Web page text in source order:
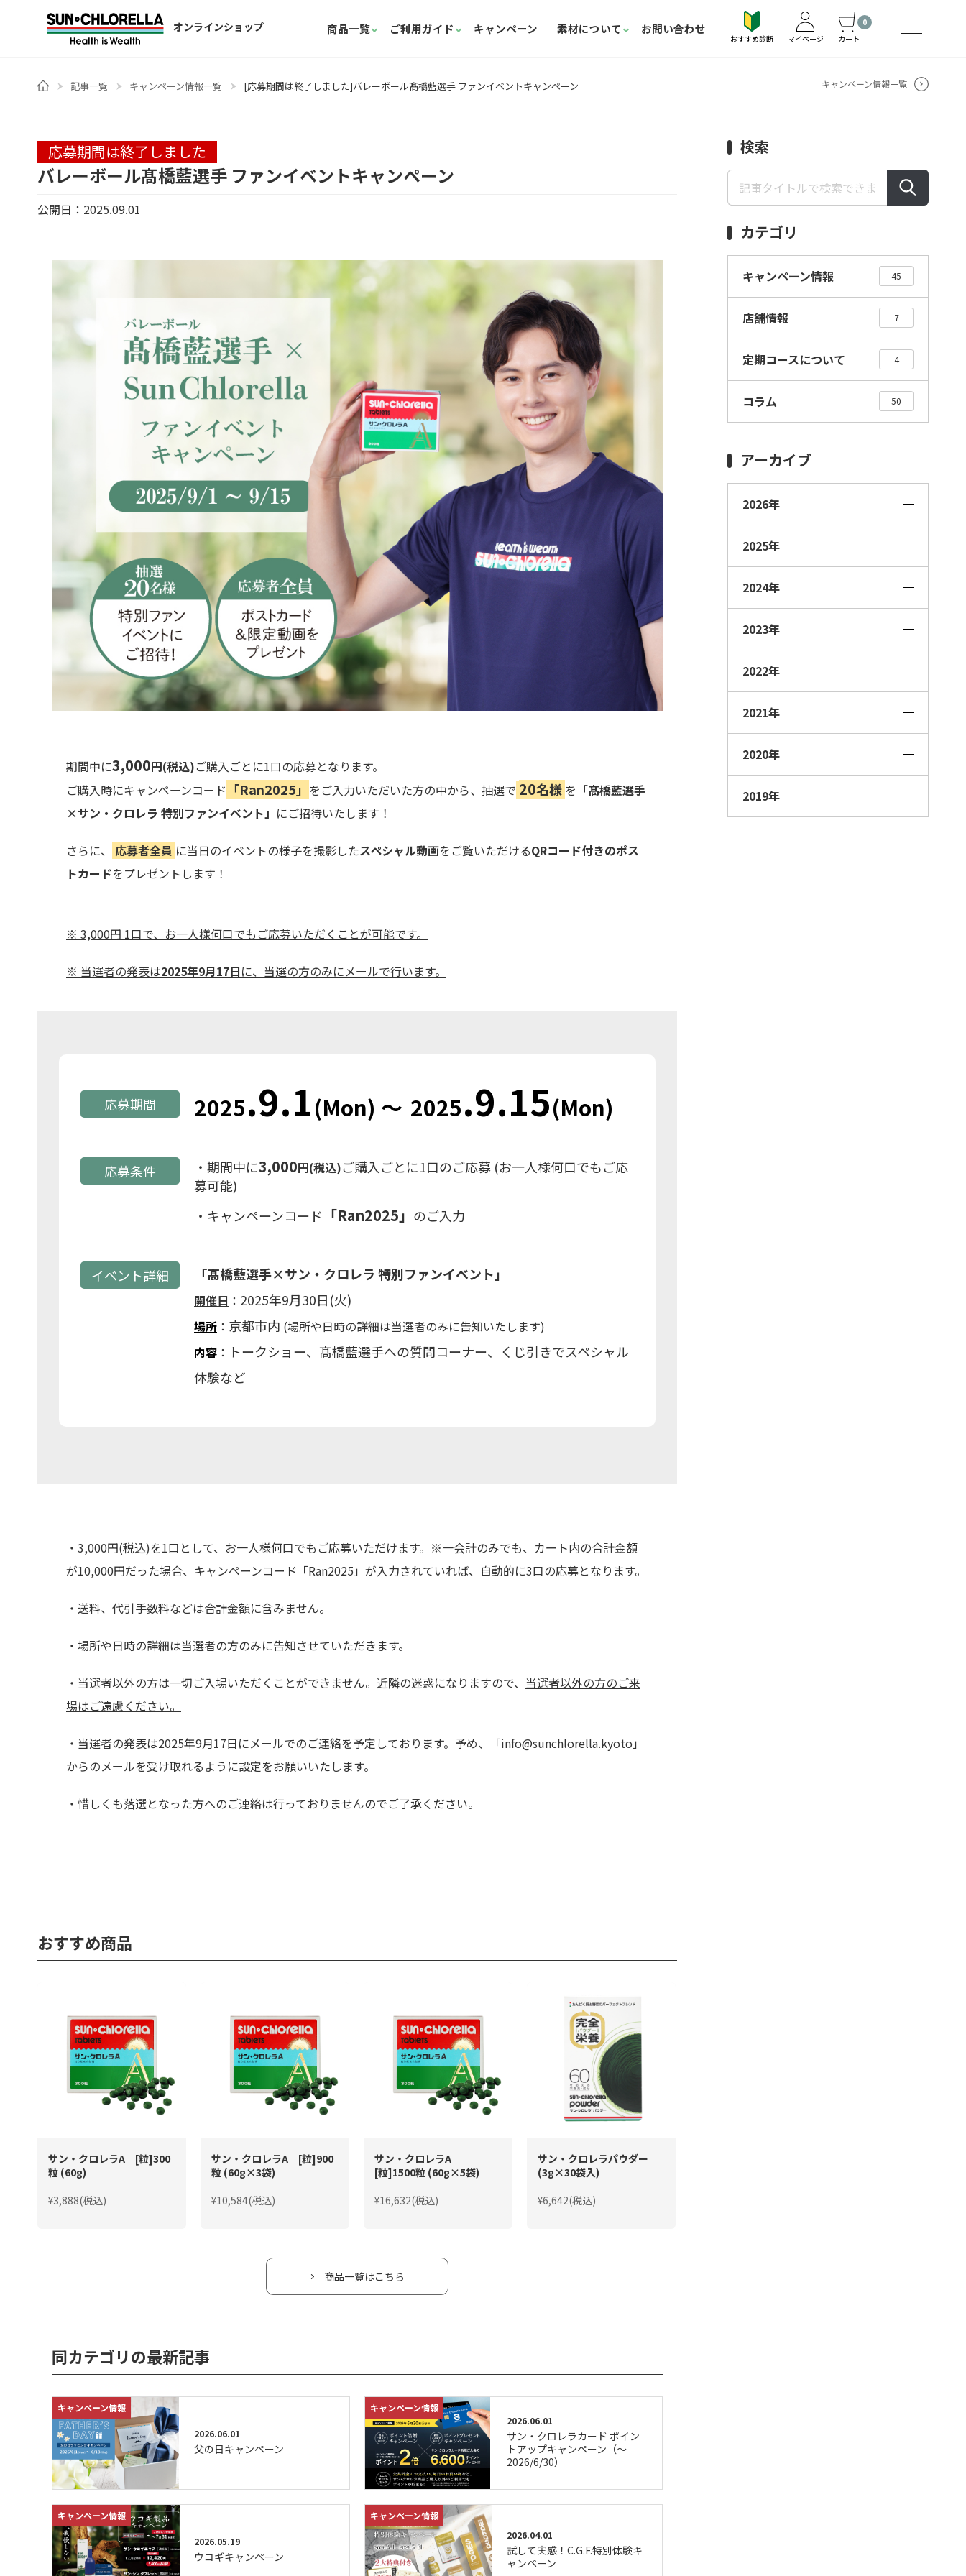
オンラインショップ 商品一覧 ご利用ガイド キャンペーン 素材について お問い合わせ
おすすめ診断 マイページ
0
カート
記事一覧 キャンペーン情報一覧 [応募期間は終了しました]バレーボール髙橋藍選手 ファンイベントキャンペーン キャンペーン情報一覧
応募期間は終了しました
バレーボール髙橋藍選手 ファンイベントキャンペーン
公開日：2025.09.01
期間中に3,000円(税込)ご購入ごとに1口の応募となります。
ご購入時にキャンペーンコード 「Ran2025」 をご入力いただいた方の中から、抽選で 20名様 を 「髙橋藍選手
×サン・クロレラ 特別ファンイベント」 にご招待いたします！
さらに、 応募者全員 に当日のイベントの様子を撮影したスペシャル動画をご覧いただけるQRコード付きのポス
トカードをプレゼントします！
※ 3,000円 1口で、お一人様何口でもご応募いただくことが可能です。
※ 当選者の発表は2025年9月17日に、当選の方のみにメールで行います。
応募期間 2025.9.1(Mon) ～ 2025.9.15(Mon)
応募条件 ・期間中に3,000円(税込)ご購入ごとに1口のご応募 (お一人様何口でもご応
募可能)
・キャンペーンコード 「Ran2025」 のご入力
イベント詳細 「髙橋藍選手×サン・クロレラ 特別ファンイベント」
開催日 ： 2025年9月30日(火)
場所 ： 京都市内 (場所や日時の詳細は当選者のみに告知いたします)
内容 ： トークショー、髙橋藍選手への質問コーナー、くじ引きでスペシャル
体験など
・3,000円(税込)を1口として、お一人様何口でもご応募いただけます。※一会計のみでも、 カート内の合計金額
が10,000円だった場合、キャンペーンコード「Ran2025」が入力されていれば、自動的に3口の応募となります。
・送料、代引手数料などは合計金額に含みません。
・場所や日時の詳細は当選者の方のみに告知させていただきます。
・当選者以外の方は一切ご入場いただくことができません。近隣の迷惑になりますので、 当選者以外の方のご来
場はご遠慮ください。
・当選者の発表は2025年9月17日にメールでのご連絡を予定しております。予め、「info@sunchlorella.kyoto」
からのメールを受け取れるように設定をお願いいたします。
・惜しくも落選となった方へのご連絡は行っておりませんのでご了承ください。
おすすめ商品
サン・クロレラA [粒]300
粒 (60g)
¥3,888(税込)
サン・クロレラA [粒]900
粒 (60g×3袋)
¥10,584(税込)
サン・クロレラA
[粒]1500粒 (60g×5袋)
¥16,632(税込)
サン・クロレラパウダー
(3g×30袋入)
¥6,642(税込)
商品一覧はこちら
同カテゴリの最新記事
2026.06.01
父の日キャンペーン
キャンペーン情報
2026.06.01
サン・クロレラカード ポイン
トアップキャンペーン（～
2026/6/30）
キャンペーン情報
2026.05.19
ウコギキャンペーン
キャンペーン情報
2026.04.01
試して実感！C.G.F.特別体験キ
ャンペーン
キャンペーン情報
検索
カテゴリ
キャンペーン情報 45
店舗情報 7
定期コースについて 4
コラム 50
アーカイブ
2026年
2025年
2024年
2023年
2022年
2021年
2020年
2019年